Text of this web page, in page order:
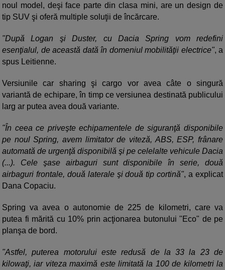
noul model, deşi face parte din clasa mini, are un design de
tip SUV şi oferă multiple soluţii de încărcare.
"După Logan şi Duster, cu Dacia Spring vom redefini
esenţialul, de această dată în domeniul mobilităţii electrice", a
spus Leitienne.
Versiunile car sharing şi cargo vor avea câte o singură
variantă de echipare, în timp ce versiunea destinată publicului
larg ar putea avea două variante.
"În ceea ce priveşte echipamentele de siguranţă disponibile
pe noul Spring, avem limitator de viteză, ABS, ESP, frânare
automată de urgenţă disponibilă şi pe celelalte vehicule Dacia
(...). Cele şase airbaguri sunt disponibile în serie, două
airbaguri frontale, două laterale şi două tip cortină", a explicat
Dana Copaciu.
Spring va avea o autonomie de 225 de kilometri, care va
putea fi mărită cu 10% prin acţionarea butonului "Eco" de pe
planşa de bord.
"Astfel, puterea motorului este redusă de la 33 la 23 de
kilowaţi, iar viteza maximă este limitată la 100 de kilometri la